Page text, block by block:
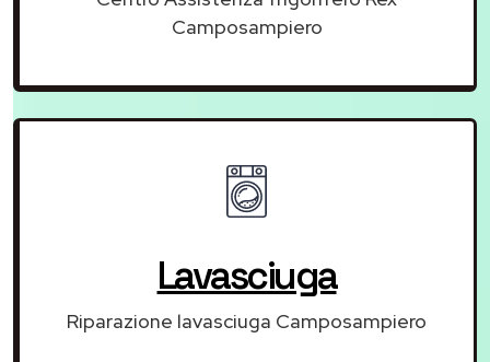
Camposampiero
Lavasciuga
Riparazione lavasciuga Camposampiero